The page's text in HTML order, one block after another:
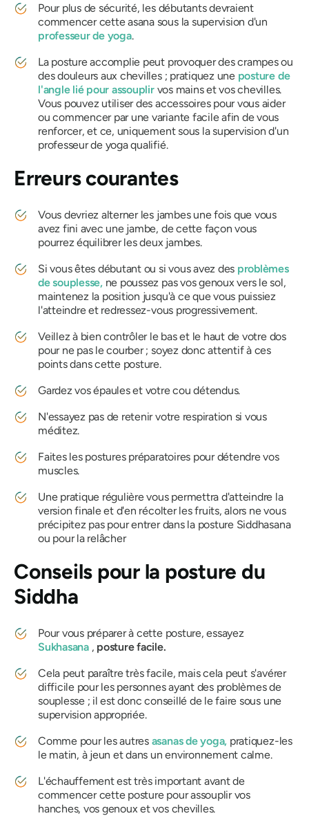
Pour plus de sécurité, les débutants devraient
commencer cette asana sous la supervision d'un
professeur de yoga.
La posture accomplie peut provoquer des crampes ou
des douleurs aux chevilles ; pratiquez une posture de
l'angle lié pour assouplirvos mains et vos chevilles.
Vous pouvez utiliser des accessoires pour vous aider
ou commencer par une variante facile afin de vous
renforcer, et ce, uniquement sous la supervision d'un
professeur de yoga qualifié.
Erreurs courantes
Vous devriez alterner les jambes une fois que vous
avez fini avec une jambe, de cette façon vous
pourrez équilibrer les deux jambes.
Si vous êtes débutant ou si vous avez des problèmes
de souplesse,ne poussez pas vos genoux vers le sol,
maintenez la position jusqu'à ce que vous puissiez
l'atteindre et redressez-vous progressivement.
Veillez à bien contrôler le bas et le haut de votre dos
pour ne pas le courber ; soyez donc attentif à ces
points dans cette posture.
Gardez vos épaules et votre cou détendus.
N'essayez pas de retenir votre respiration si vous
méditez.
Faites les postures préparatoires pour détendre vos
muscles.
Une pratique régulière vous permettra d'atteindre la
version finale et d'en récolter les fruits, alors ne vous
précipitez pas pour entrer dans la posture Siddhasana
ou pour la relâcher
Conseils pourla posture du
Siddha
Pour vous préparer à cette posture, essayez
Sukhasana, posture facile.
Cela peut paraître très facile, mais cela peut s'avérer
difficile pour les personnes ayant des problèmes de
souplesse ; il est donc conseillé de le faire sous une
supervision appropriée.
Comme pour les autres asanas de yoga, pratiquez-les
le matin, à jeun et dans un environnement calme.
L'échauffement est très important avant de
commencer cette posture pour assouplir vos
hanches, vos genoux et vos chevilles.